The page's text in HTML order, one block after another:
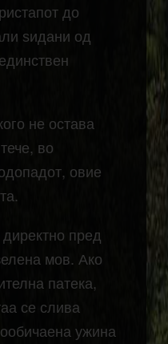
до
ѕидани од
не остава
во
овие
пред
мов. Ако
патека,
се слива
ужина